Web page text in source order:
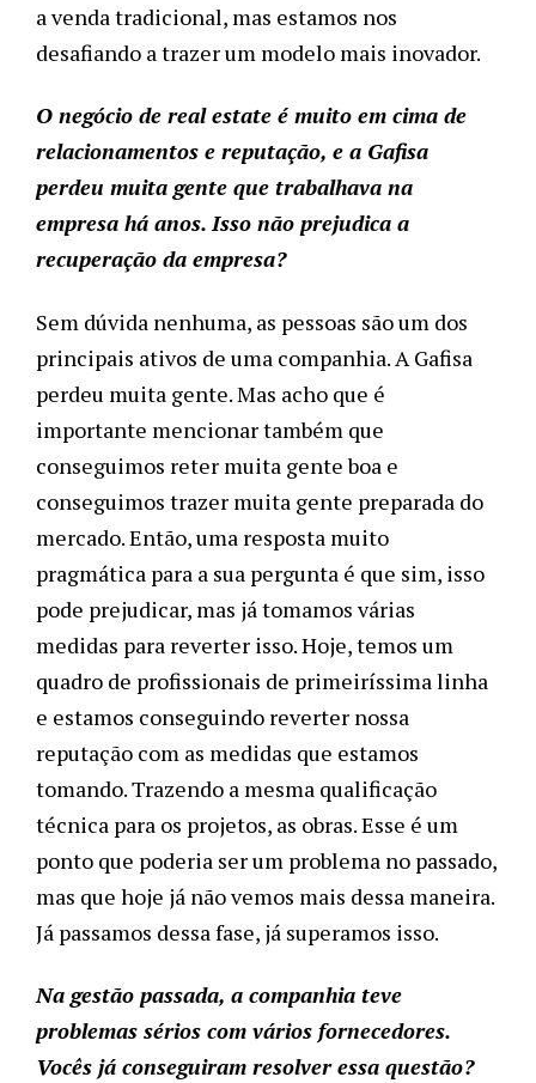
a venda tradicional, mas estamos nos
desafiando a trazer um modelo mais inovador.
O negócio de real estate é muito em cima de
relacionamentos e reputação, e a Gafisa
perdeu muita gente que trabalhava na
empresa há anos. Isso não prejudica a
recuperação da empresa?
Sem dúvida nenhuma, as pessoas são um dos
principais ativos de uma companhia. A Gafisa
perdeu muita gente. Mas acho que é
importante mencionar também que
conseguimos reter muita gente boa e
conseguimos trazer muita gente preparada do
mercado. Então, uma resposta muito
pragmática para a sua pergunta é que sim, isso
pode prejudicar, mas já tomamos várias
medidas para reverter isso. Hoje, temos um
quadro de profissionais de primeiríssima linha
e estamos conseguindo reverter nossa
reputação com as medidas que estamos
tomando. Trazendo a mesma qualificação
técnica para os projetos, as obras. Esse é um
ponto que poderia ser um problema no passado,
mas que hoje já não vemos mais dessa maneira.
Já passamos dessa fase, já superamos isso.
Na gestão passada, a companhia teve
problemas sérios com vários fornecedores.
Vocês já conseguiram resolver essa questão?